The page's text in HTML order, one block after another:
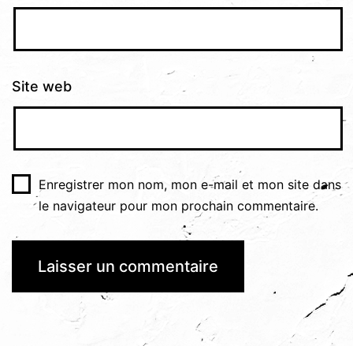
Site web
Enregistrer mon nom, mon e-mail et mon site dans
le navigateur pour mon prochain commentaire.